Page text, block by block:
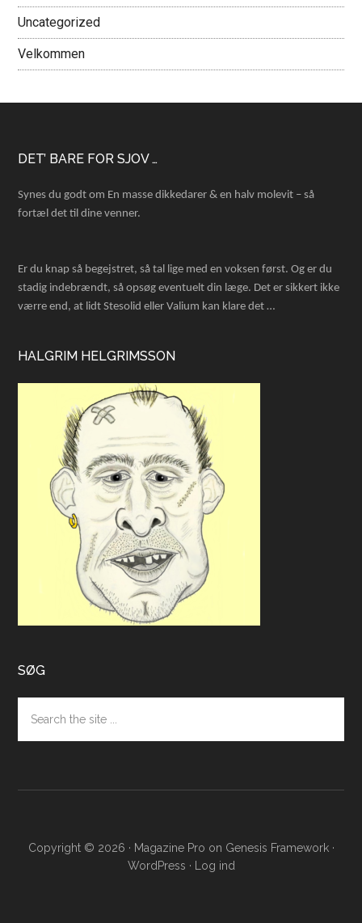
Uncategorized
Velkommen
Footer
DET’ BARE FOR SJOV …
Synes du godt om En masse dikkedarer & en halv molevit – så
fortæl det til dine venner.
Er du knap så begejstret, så tal lige med en voksen først. Og er du
stadig indebrændt, så opsøg eventuelt din læge. Det er sikkert ikke
værre end, at lidt Stesolid eller Valium kan klare det …
HALGRIM HELGRIMSSON
SØG
the
site
Copyright © 2026 · Magazine Pro on Genesis Framework·
WordPress · Log ind